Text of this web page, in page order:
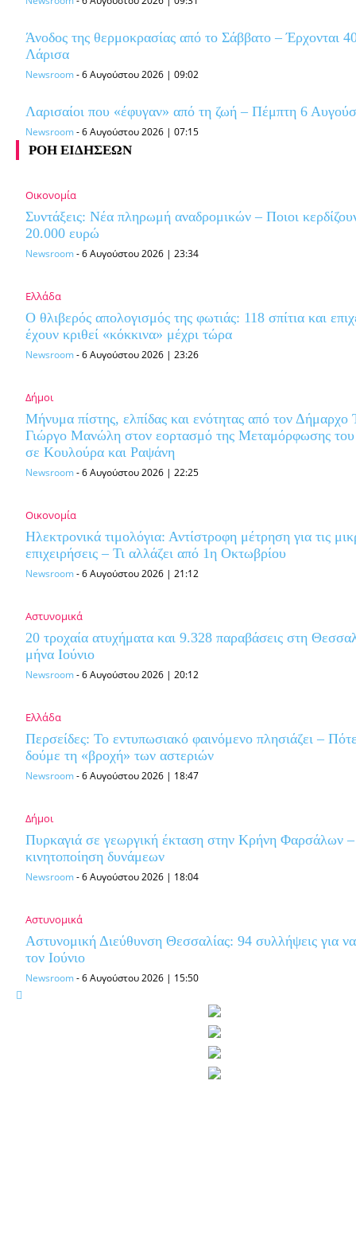
Άνοδος της θερμοκρασίας από το Σάββατο – Έρχονται
Λάρισα
Newsroom-6 Αυγούστου 2026 | 09:02
Λαρισαίοι που «έφυγαν» από τη ζωή – Πέμπτη 6
Newsroom-6 Αυγούστου 2026 | 07:15
ΡΟΗ ΕΙΔΗΣΕΩΝ
Οικονομία
Συντάξεις: Νέα πληρωμή αναδρομικών – Ποιοι
20.000 ευρώ
Newsroom-6 Αυγούστου 2026 | 23:34
Ελλάδα
Ο θλιβερός απολογισμός της φωτιάς: 118 σπίτια και
έχουν κριθεί «κόκκινα» μέχρι τώρα
Newsroom-6 Αυγούστου 2026 | 23:26
Δήμοι
Μήνυμα πίστης, ελπίδας και ενότητας από τον Δήμαρχο
Γιώργο Μανώλη στον εορτασμό της Μεταμόρφωσης
σε Κουλούρα και Ραψάνη
Newsroom-6 Αυγούστου 2026 | 22:25
Οικονομία
Ηλεκτρονικά τιμολόγια: Αντίστροφη μέτρηση για τις
επιχειρήσεις – Τι αλλάζει από 1η Οκτωβρίου
Newsroom-6 Αυγούστου 2026 | 21:12
Αστυνομικά
20 τροχαία ατυχήματα και 9.328 παραβάσεις στη
μήνα Ιούνιο
Newsroom-6 Αυγούστου 2026 | 20:12
Ελλάδα
Περσείδες: Το εντυπωσιακό φαινόμενο πλησιάζει –
δούμε τη «βροχή» των αστεριών
Newsroom-6 Αυγούστου 2026 | 18:47
Δήμοι
Πυρκαγιά σε γεωργική έκταση στην Κρήνη Φαρσάλων
κινητοποίηση δυνάμεων
Newsroom-6 Αυγούστου 2026 | 18:04
Αστυνομικά
Αστυνομική Διεύθυνση Θεσσαλίας: 94 συλλήψεις για
τον Ιούνιο
Newsroom-6 Αυγούστου 2026 | 15:50